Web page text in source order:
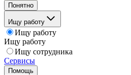
Понятно
Ищу работу
Ищу работу
Ищу работу
Ищу сотрудника
Сервисы
Помощь